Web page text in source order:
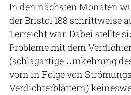
In den nächsten Monaten
der Bristol 188 schrittweise
1 erreicht war. Dabei stellte
Probleme mit dem
(schlagartige Umkehrung
vorn in Folge von
Verdichterblättern)